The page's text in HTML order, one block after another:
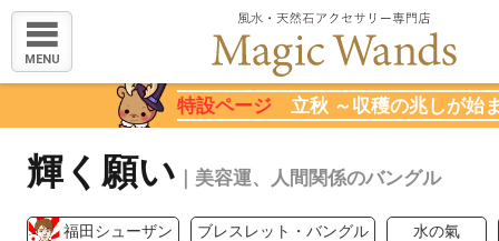
MENU
特設ページ立秋 ～収穫の兆しが始
輝く願い ｜美容運、人間関係のバングル
福田シューザン ブレスレット・バングル 水の氣